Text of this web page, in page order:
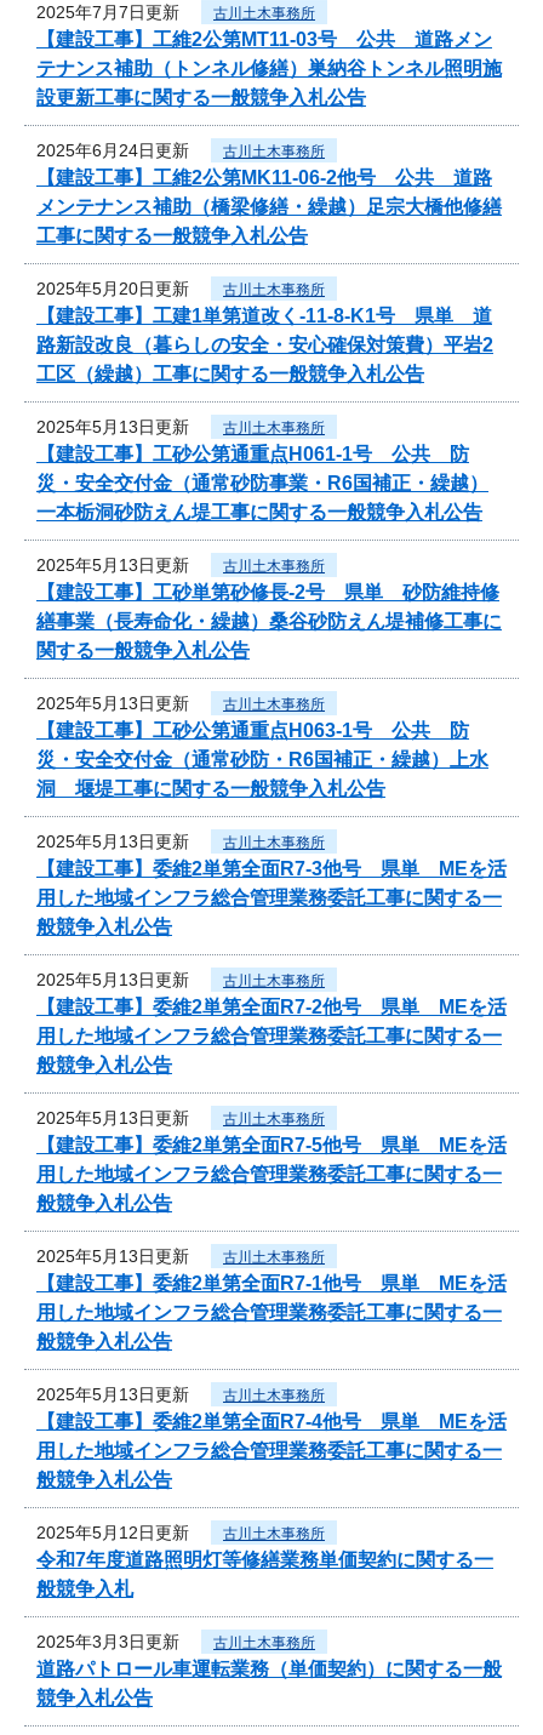
2025年7月7日更新 古川土木事務所
【建設工事】工維2公第MT11-03号 公共 道路メン
テナンス補助（トンネル修繕）巣納谷トンネル照明施
設更新工事に関する一般競争入札公告
2025年6月24日更新 古川土木事務所
【建設工事】工維2公第MK11-06-2他号 公共 道路
メンテナンス補助（橋梁修繕・繰越）足宗大橋他修繕
工事に関する一般競争入札公告
2025年5月20日更新 古川土木事務所
【建設工事】工建1単第道改く-11-8-K1号 県単 道
路新設改良（暮らしの安全・安心確保対策費）平岩2
工区（繰越）工事に関する一般競争入札公告
2025年5月13日更新 古川土木事務所
【建設工事】工砂公第通重点H061-1号 公共 防
災・安全交付金（通常砂防事業・R6国補正・繰越）
一本栃洞砂防えん堤工事に関する一般競争入札公告
2025年5月13日更新 古川土木事務所
【建設工事】工砂単第砂修長‐2号 県単 砂防維持修
繕事業（長寿命化・繰越）桑谷砂防えん堤補修工事に
関する一般競争入札公告
2025年5月13日更新 古川土木事務所
【建設工事】工砂公第通重点H063-1号 公共 防
災・安全交付金（通常砂防・R6国補正・繰越）上水
洞 堰堤工事に関する一般競争入札公告
2025年5月13日更新 古川土木事務所
【建設工事】委維2単第全面R7-3他号 県単 MEを活
用した地域インフラ総合管理業務委託工事に関する一
般競争入札公告
2025年5月13日更新 古川土木事務所
【建設工事】委維2単第全面R7-2他号 県単 MEを活
用した地域インフラ総合管理業務委託工事に関する一
般競争入札公告
2025年5月13日更新 古川土木事務所
【建設工事】委維2単第全面R7-5他号 県単 MEを活
用した地域インフラ総合管理業務委託工事に関する一
般競争入札公告
2025年5月13日更新 古川土木事務所
【建設工事】委維2単第全面R7-1他号 県単 MEを活
用した地域インフラ総合管理業務委託工事に関する一
般競争入札公告
2025年5月13日更新 古川土木事務所
【建設工事】委維2単第全面R7-4他号 県単 MEを活
用した地域インフラ総合管理業務委託工事に関する一
般競争入札公告
2025年5月12日更新 古川土木事務所
令和7年度道路照明灯等修繕業務単価契約に関する一
般競争入札
2025年3月3日更新 古川土木事務所
道路パトロール車運転業務（単価契約）に関する一般
競争入札公告